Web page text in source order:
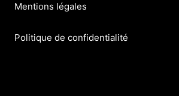
Mentions légales
Politique de confidentialité